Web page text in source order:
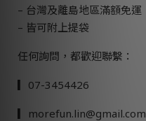
– 台灣及離島地區滿額免運
– 皆可附上提袋
任何詢問，都歡迎聯繫：
▎07-3454426
▎morefun.lin@gmail.com